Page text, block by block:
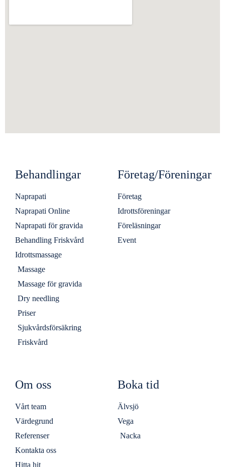
Behandlingar
Naprapati
Naprapati Online
Naprapati för gravida
Behandling Friskvård
Idrottsmassage
Massage
Massage för gravida
Dry needling
Priser
Sjukvårdsförsäkring
Friskvård
Företag/Föreningar
Företag
Idrottsföreningar
Föreläsningar
Event
Om oss
Vårt team
Värdegrund
Referenser
Kontakta oss
Hitta hit
Boka tid
Älvsjö
Vega
Nacka